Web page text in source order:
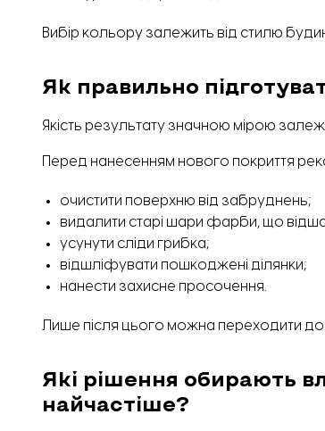
Вибір кольору залежить від стилю
Як правильно
Якість результату значною мірою
Перед нанесенням нового покриття
очистити поверхню від забруднень;
видалити старі шари фарби, що
усунути сліди грибка;
відшліфувати пошкоджені ділянки;
нанести захисне просочення.
Лише після цього можна переходити
Які рішення обирають
найчастіше?